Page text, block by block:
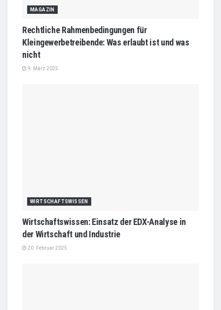
MAGAZIN
Rechtliche Rahmenbedingungen für
Kleingewerbetreibende: Was erlaubt ist und was
nicht
9. März 2025
WIRTSCHAFTSWISSEN
Wirtschaftswissen: Einsatz der EDX-Analyse in
der Wirtschaft und Industrie
20. Februar 2025